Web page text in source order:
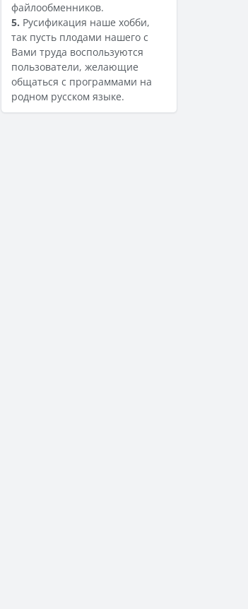
файлообменников.
5. Русификация наше хобби,
так пусть плодами нашего с
Вами труда воспользуются
пользователи, желающие
общаться с программами на
родном русском языке.